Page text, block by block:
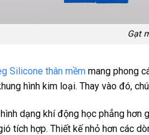
Gạt
Silicone thân mềm mang phong
hình kim loại. Thay vào đó,
dạng khí động học phẳng
tích hợp. Thiết kế nhỏ hơn các